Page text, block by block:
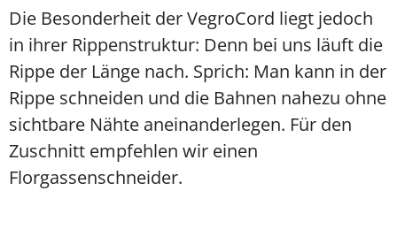
Die Besonderheit der VegroCord liegt jedoch
in ihrer Rippenstruktur: Denn bei uns läuft die
Rippe der Länge nach. Sprich: Man kann in der
Rippe schneiden und die Bahnen nahezu ohne
sichtbare Nähte aneinanderlegen. Für den
Zuschnitt empfehlen wir einen
Florgassenschneider.